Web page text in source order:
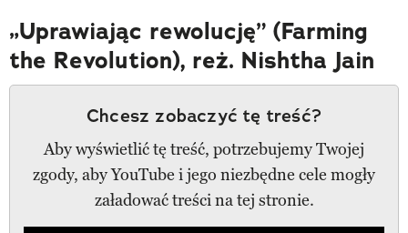
„Uprawiając rewolucję” (Farming
the Revolution), reż. Nishtha Jain
Chcesz zobaczyć tę treść?
Aby wyświetlić tę treść, potrzebujemy Twojej
zgody, aby YouTube i jego niezbędne cele mogły
załadować treści na tej stronie.